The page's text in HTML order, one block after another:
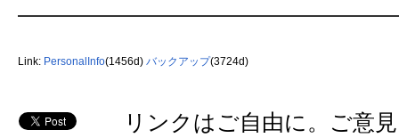
Link: PersonalInfo(1456d) バックアップ(3724d)
リンクはご自由に。ご意見